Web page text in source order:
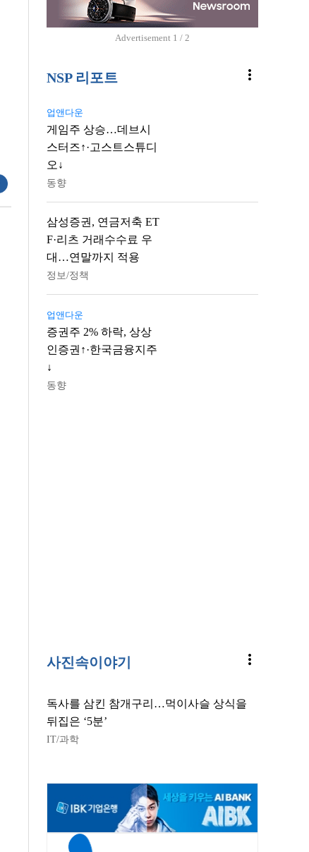
Advertisement 1 / 2
NSP 리포트 more_vert
업앤다운
게임주 상승…데브시
스터즈↑·고스트스튜디
오↓
동향
삼성증권, 연금저축 ET
F·리츠 거래수수료 우
대…연말까지 적용
정보/정책
업앤다운
증권주 2% 하락, 상상
인증권↑·한국금융지주
↓
동향
사진속이야기 more_vert
독사를 삼킨 참개구리…먹이사슬 상식을
뒤집은 ‘5분’
IT/과학